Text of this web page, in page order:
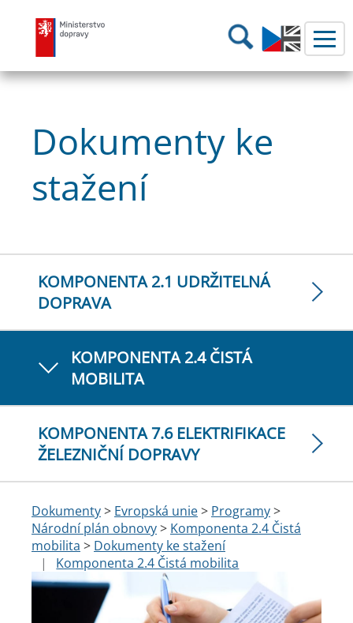
Ministerstvo dopravy Hledání
Dokumenty ke
stažení
KOMPONENTA 2.1 UDRŽITELNÁ
DOPRAVA
KOMPONENTA 2.4 ČISTÁ
MOBILITA
KOMPONENTA 7.6 ELEKTRIFIKACE
ŽELEZNIČNÍ DOPRAVY
Dokumenty> Evropská unie> Programy>
Národní plán obnovy> Komponenta 2.4 Čistá
mobilita > Dokumenty ke stažení
|
Komponenta 2.4 Čistá mobilita